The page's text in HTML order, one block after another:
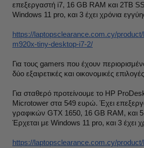
επεξεργαστή i7, 16 GB RAM και 2ΤΒ
Windows 11 pro, και 3 έχει χρόνια
https://laptopsclearance.com.cy/
m920x-tiny-desktop-i7-2/
Για τους gamers που έχουν
δύο εξαιρετικές και οικονομικές
Για σταθερό προτείνουμε το HP
Microtower στα 549 ευρώ. Έχει
γραφικών GTX 1650, 16 GB RAM, και
Έρχεται με Windows 11 pro, και 3 έχει
https://laptopsclearance.com.cy/